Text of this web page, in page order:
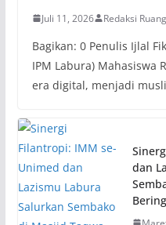
Juli 11, 2026 Redaksi
Bagikan: 0 Penulis Ijlal
IPM Labura) Mahasiswa
era digital, menjadi
dan